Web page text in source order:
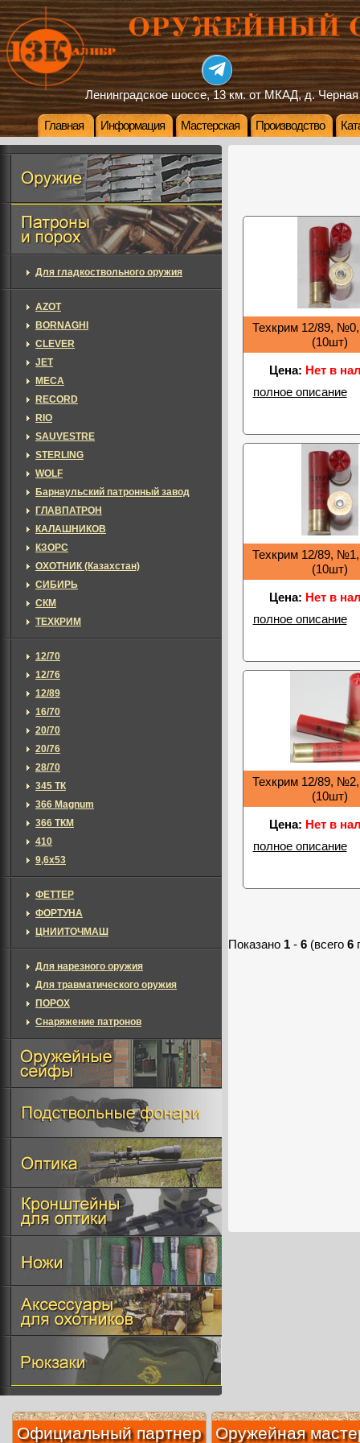
Ленинградское шоссе, 13 км. от МКАД, д. Черная
Главная Информация Мастерская Производство
Техкрим 12/89, №0,
(10шт)
Цена: Нет в
полное описание
Техкрим 12/89, №1,
(10шт)
Цена: Нет в
полное описание
Техкрим 12/89, №2,
(10шт)
Цена: Нет в
полное описание
Показано 1 - 6 (всего 6
Для гладкоствольного оружия
AZOT
BORNAGHI
CLEVER
JET
MECA
RECORD
RIO
SAUVESTRE
STERLING
WOLF
Барнаульский патронный завод
ГЛАВПАТРОН
КАЛАШНИКОВ
КЗОРС
ОХОТНИК (Казахстан)
СИБИРЬ
СКМ
ТЕХКРИМ
12/70
12/76
12/89
16/70
20/70
20/76
28/70
345 ТК
366 Magnum
366 ТКМ
410
9,6х53
ФЕТТЕР
ФОРТУНА
ЦНИИТОЧМАШ
Для нарезного оружия
Для травматического оружия
ПОРОХ
Снаряжение патронов
Официальный партнер Оружейная